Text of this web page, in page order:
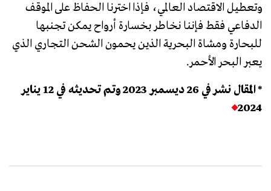
وتعطيل الاقتصاد العالمي، فإذا اخترنا الحفاظ على الموقف
الدفاعي فقط فإننا نخاطر بخسارة أرواح يمكن تجنبها
للبحارة ومشاة البحرية الذين يحمون الشحن التجاري الذي
يعبر البحر الأحمر.
* المقال نشر في 26 ديسمبر 2023 وتم تحديثه في 12 يناير
2024